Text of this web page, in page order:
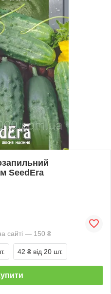
SeedEra
сайті — 150 ₴
42 ₴ від 20 шт.